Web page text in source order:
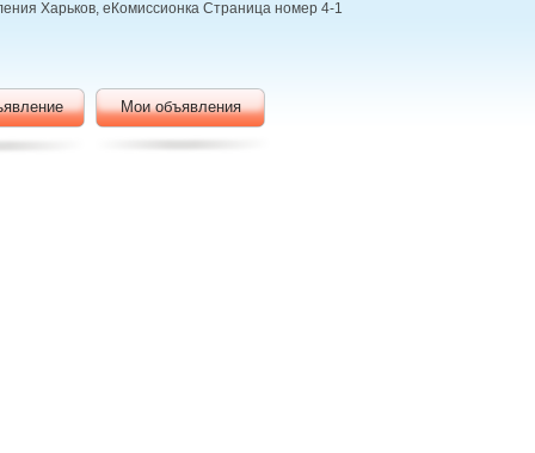
Харьков, еКомиссионка Страница номер 4-1
Мои объявления